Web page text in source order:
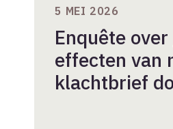
Enquête
effecten van
klachtbrief
5 MEI 2026